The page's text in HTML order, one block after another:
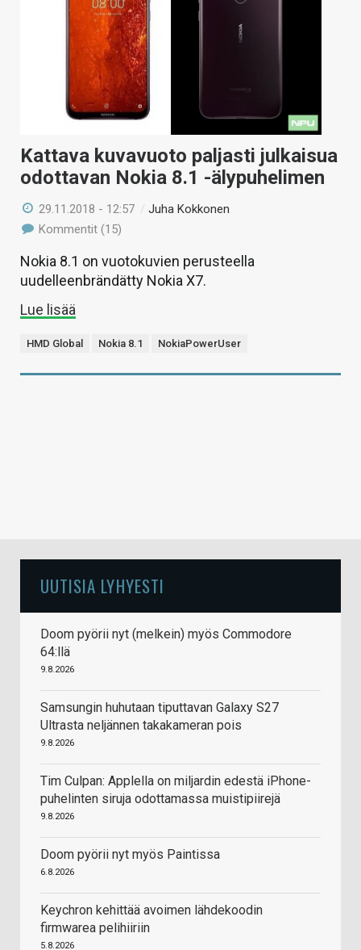
VAIHDA TEEMA
Kattava kuvavuoto paljasti julkaisua
odottavan Nokia 8.1 -älypuhelimen
29.11.2018 - 12:57 /Juha Kokkonen
Kommentit (15)
Nokia 8.1 on vuotokuvien perusteella
uudelleenbrändätty Nokia X7.
Lue lisää
HMD Global Nokia 8.1 NokiaPowerUser
UUTISIA LYHYESTI
Doom pyörii nyt (melkein) myös Commodore
64:llä
9.8.2026
Samsungin huhutaan tiputtavan Galaxy S27
Ultrasta neljännen takakameran pois
9.8.2026
Tim Culpan: Applella on miljardin edestä iPhone-
puhelinten siruja odottamassa muistipiirejä
9.8.2026
Doom pyörii nyt myös Paintissa
6.8.2026
Keychron kehittää avoimen lähdekoodin
firmwarea pelihiiriin
5.8.2026